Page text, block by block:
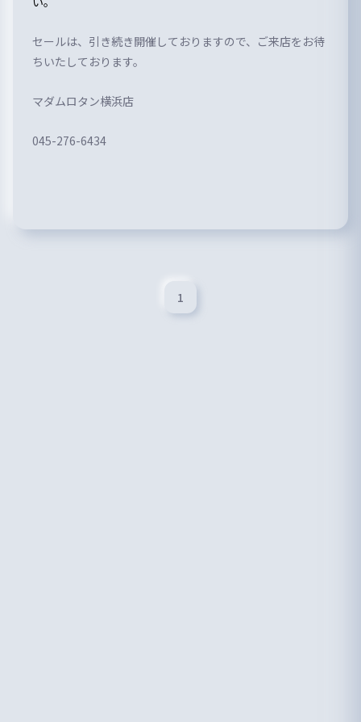
セールは、引き続き開催しておりますので、ご来店をお待
ちいたしております。
マダムロタン横浜店
045-276-6434
1